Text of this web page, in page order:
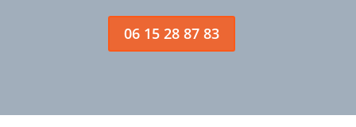
06 15 28 87 83